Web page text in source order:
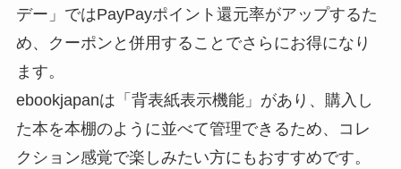
デー」ではPayPayポイント還元率がアップするた
め、クーポンと併用することでさらにお得になり
ます。
ebookjapanは「背表紙表示機能」があり、購入し
た本を本棚のように並べて管理できるため、コレ
クション感覚で楽しみたい方にもおすすめです。